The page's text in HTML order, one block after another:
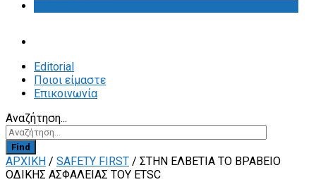
Editorial
Ποιοι είμαστε
Επικοινωνία
Αναζήτηση...
Find
ΑΡΧΙΚΗ / SAFETY FIRST / ΣΤΗΝ ΕΛΒΕΤΊΑ ΤΟ ΒΡΑΒΕΊΟ
ΟΔΙΚΉΣ ΑΣΦΆΛΕΙΑΣ ΤΟΥ ETSC